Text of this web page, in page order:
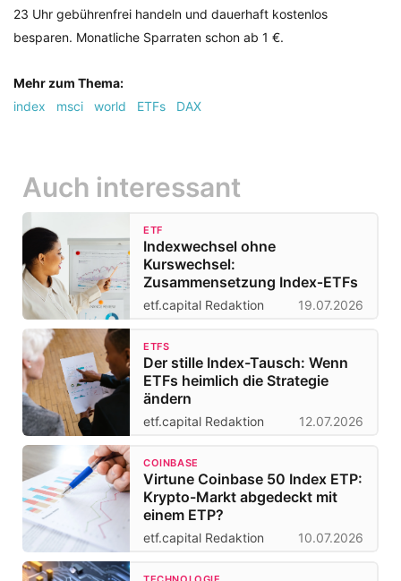
23 Uhr gebührenfrei handeln und dauerhaft kostenlos
besparen. Monatliche Sparraten schon ab 1 €.
Mehr zum Thema:
index
msci world ETFs DAX
Auch interessant
ETF
Indexwechsel ohne
Kurswechsel:
Zusammensetzung Index‑ETFs
etf.capital Redaktion 19.07.2026
ETFS
Der stille Index-Tausch: Wenn
ETFs heimlich die Strategie
ändern
etf.capital Redaktion 12.07.2026
COINBASE
Virtune Coinbase 50 Index ETP:
Krypto-Markt abgedeckt mit
einem ETP?
etf.capital Redaktion 10.07.2026